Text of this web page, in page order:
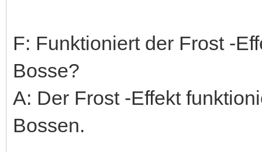
F: Funktioniert der Frost -
Bosse?
A: Der Frost -Effekt
Bossen.